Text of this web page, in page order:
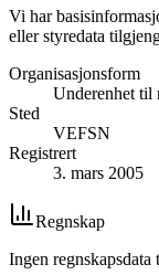
Vi har
eller styredata
Organisasjonsform
Underenhet
Sted
VEFSN
Registrert
3. mars 2005
Regnskap
Ingen regnskapsdata